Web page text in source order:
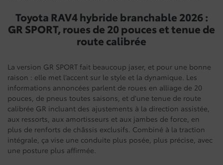
Toyota RAV4 hybride branchable 2026 :
GR SPORT, roues de 20 pouces et tenue de
route calibrée
La version GR SPORT fait beaucoup jaser, et pour une bonne
raison : elle met l’accent sur le style et la dynamique. Les
informations annoncées parlent de roues en alliage de 20
pouces, de pneus toutes saisons, et d’une tenue de route
calibrée GR incluant des ajustements à la direction assistée,
aux ressorts, aux amortisseurs et aux jambes de force, en
plus de renforts de châssis exclusifs. Combiné à la traction
intégrale, ça vise une conduite plus posée, plus précise, avec
une posture plus affirmée.